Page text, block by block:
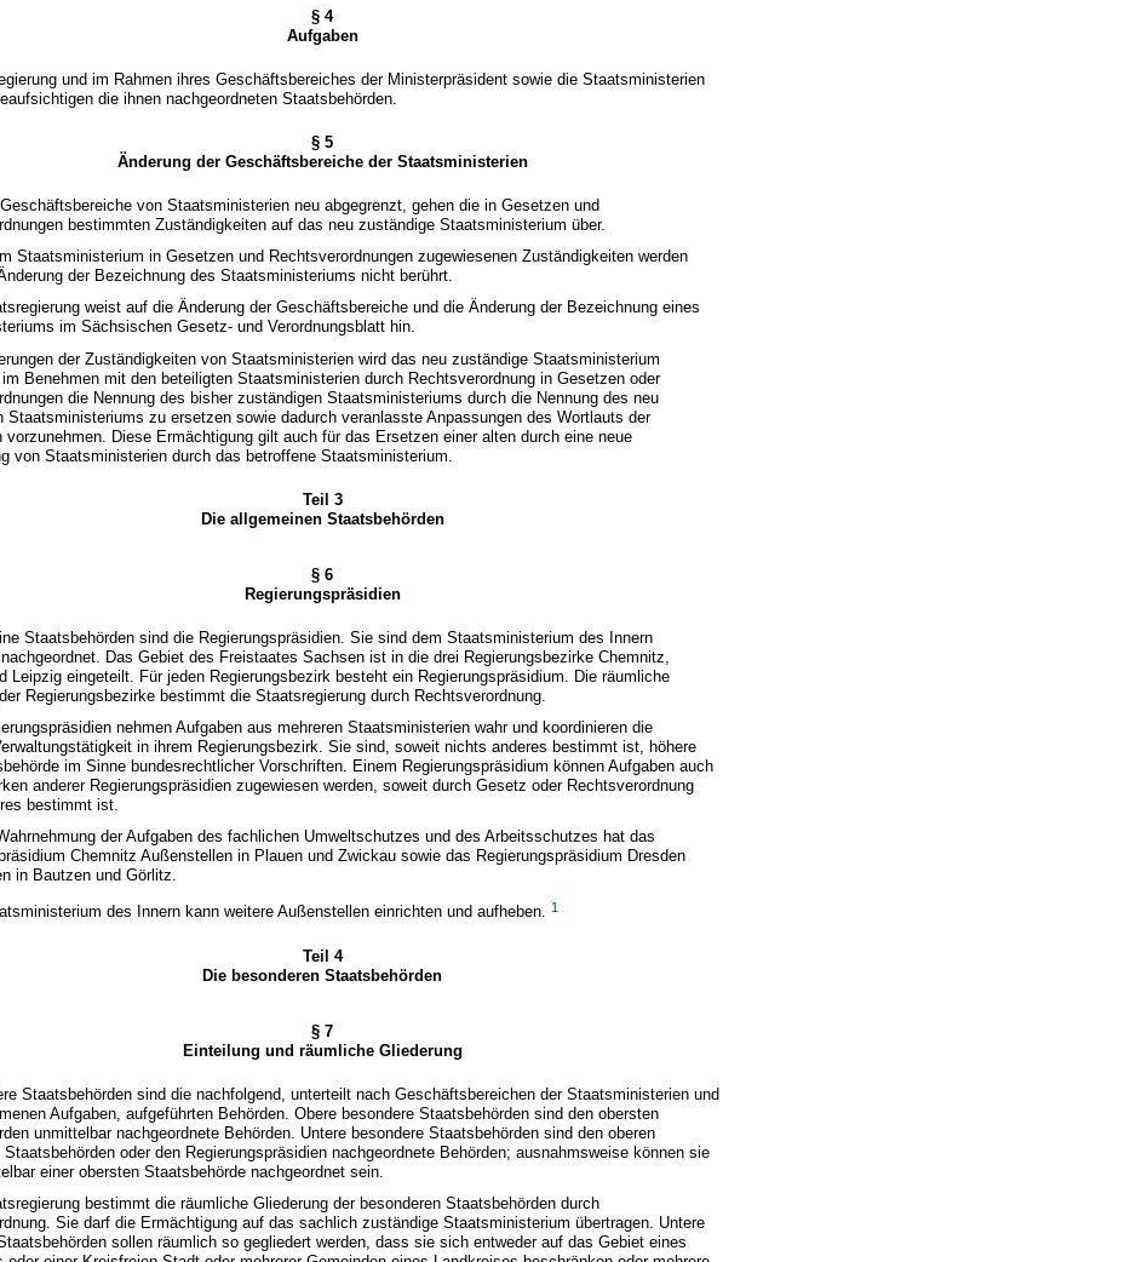
§ 4
Aufgaben
und im Rahmen ihres Geschäftsbereiches der Ministerpräsident sowie die Staatsministerien
die ihnen nachgeordneten Staatsbehörden.
§ 5
Änderung der Geschäftsbereiche der Staatsministerien
von Staatsministerien neu abgegrenzt, gehen die in Gesetzen und
bestimmten Zuständigkeiten auf das neu zuständige Staatsministerium über.
Staatsministerium in Gesetzen und Rechtsverordnungen zugewiesenen Zuständigkeiten werden
der Bezeichnung des Staatsministeriums nicht berührt.
weist auf die Änderung der Geschäftsbereiche und die Änderung der Bezeichnung eines
im Sächsischen Gesetz- und Verordnungsblatt hin.
der Zuständigkeiten von Staatsministerien wird das neu zuständige Staatsministerium
Benehmen mit den beteiligten Staatsministerien durch Rechtsverordnung in Gesetzen oder
die Nennung des bisher zuständigen Staatsministeriums durch die Nennung des neu
Staatsministeriums zu ersetzen sowie dadurch veranlasste Anpassungen des Wortlauts der
vorzunehmen. Diese Ermächtigung gilt auch für das Ersetzen einer alten durch eine neue
von Staatsministerien durch das betroffene Staatsministerium.
Teil 3
Die allgemeinen Staatsbehörden
§ 6
Regierungspräsidien
Staatsbehörden sind die Regierungspräsidien. Sie sind dem Staatsministerium des Innern
Das Gebiet des Freistaates Sachsen ist in die drei Regierungsbezirke Chemnitz,
Leipzig eingeteilt. Für jeden Regierungsbezirk besteht ein Regierungspräsidium. Die räumliche
Regierungsbezirke bestimmt die Staatsregierung durch Rechtsverordnung.
nehmen Aufgaben aus mehreren Staatsministerien wahr und koordinieren die
in ihrem Regierungsbezirk. Sie sind, soweit nichts anderes bestimmt ist, höhere
im Sinne bundesrechtlicher Vorschriften. Einem Regierungspräsidium können Aufgaben auch
anderer Regierungspräsidien zugewiesen werden, soweit durch Gesetz oder Rechtsverordnung
bestimmt ist.
der Aufgaben des fachlichen Umweltschutzes und des Arbeitsschutzes hat das
Chemnitz Außenstellen in Plauen und Zwickau sowie das Regierungspräsidium Dresden
in Bautzen und Görlitz.
des Innern kann weitere Außenstellen einrichten und aufheben.1
Teil 4
Die besonderen Staatsbehörden
§ 7
Einteilung und räumliche Gliederung
Staatsbehörden sind die nachfolgend, unterteilt nach Geschäftsbereichen der Staatsministerien und
Aufgaben, aufgeführten Behörden. Obere besondere Staatsbehörden sind den obersten
unmittelbar nachgeordnete Behörden. Untere besondere Staatsbehörden sind den oberen
Staatsbehörden oder den Regierungspräsidien nachgeordnete Behörden; ausnahmsweise können sie
einer obersten Staatsbehörde nachgeordnet sein.
bestimmt die räumliche Gliederung der besonderen Staatsbehörden durch
Sie darf die Ermächtigung auf das sachlich zuständige Staatsministerium übertragen. Untere
sollen räumlich so gegliedert werden, dass sie sich entweder auf das Gebiet eines